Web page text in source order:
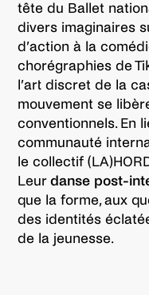
tête du Ballet
divers imaginaires
d’action à la
chorégraphies de
l’art discret de la
mouvement se
conventionnels. En
communauté
le collectif
Leurdanse post-
que la forme, aux
des identités
de la jeunesse.